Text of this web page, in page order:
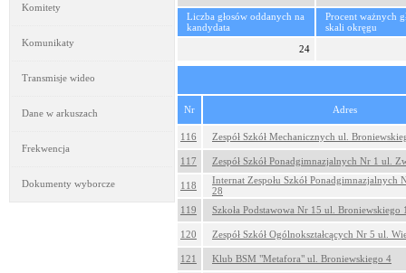
Komitety
Komunikaty
Transmisje wideo
Dane w arkuszach
Frekwencja
Dokumenty wyborcze
Liczba głosów oddanych na
kandydata
Procent ważnych
skali okręgu
24
Nr Adres
116 Zespół Szkół Mechanicznych ul.
117 Zespół Szkół Ponadgimnazjalnych Nr 1 ul.
118
Internat Zespołu Szkół Ponadgimnazjalnych
28
119
Szkoła Podstawowa Nr 15 ul. Broniewskiego
120 Zespół Szkół Ogólnokształcących Nr 5 ul.
121 Klub BSM "Metafora" ul. Broniewskiego 4